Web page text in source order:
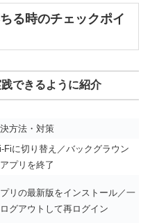
る時のチェックポイ
できるように紹介
方法・対策
Fiに切り替え／バックグラウン
アプリを終了
リの最新版をインストール／一
グアウトして再ログイン